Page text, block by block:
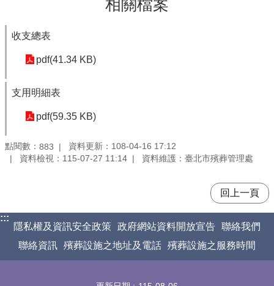
相關檔案
收支總表
pdf(41.34 KB)
支用明細表
pdf(59.35 KB)
點閱數： 883
資料更新：108-04-16 17:12
資料檢視：115-07-27 11:14
資料維護：臺北市殯葬管理處
回上一頁
:::
隱私權及資訊安全政策 政府網站資料開放宣告 聯絡我們
聯絡資訊 殯葬設施之地址及電話 殯葬設施之服務時間